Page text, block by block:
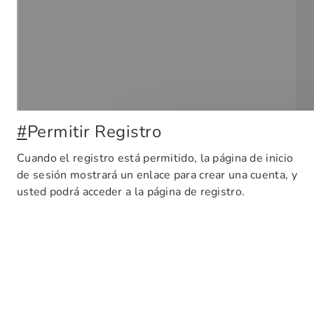
#Permitir Registro
Cuando el registro está permitido, la página de inicio
de sesión mostrará un enlace para crear una cuenta, y
usted podrá acceder a la página de registro.